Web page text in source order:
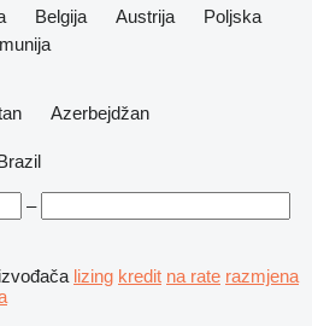
Belgija Austrija
Poljska
Azerbejdžan
–
lizing kredit na rate razmjena